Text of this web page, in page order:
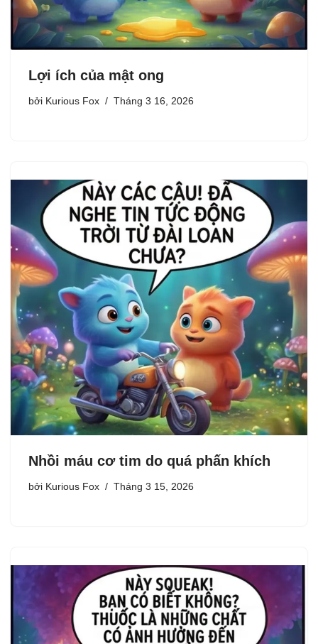
Lợi ích của mật ong
bởi Kurious Fox Tháng 3 16, 2026
Nhồi máu cơ tim do quá phấn khích
bởi Kurious Fox Tháng 3 15, 2026